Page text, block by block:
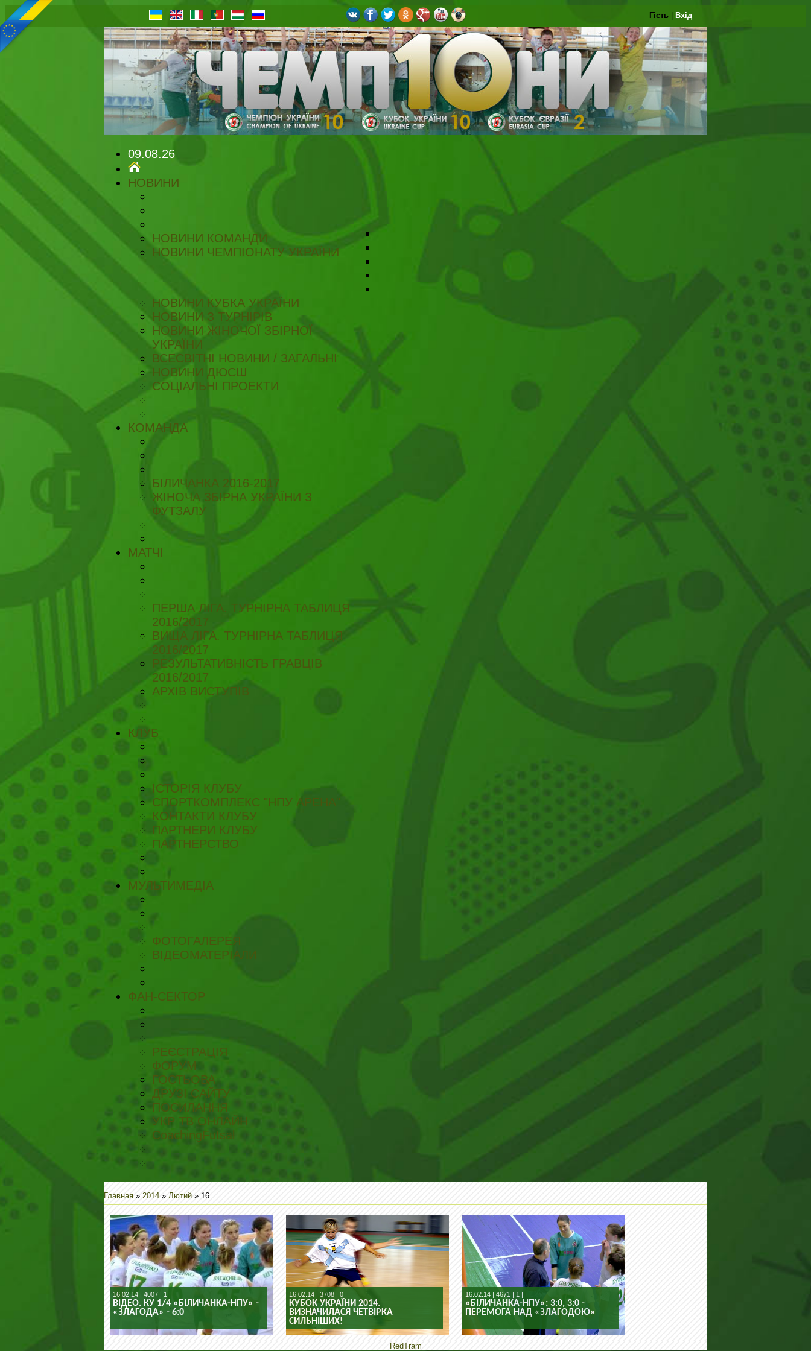
Гість Вхід
09.08.26
НОВИНИ
НОВИНИ КОМАНДИ
НОВИНИ ЧЕМПІОНАТУ УКРАЇНИ
НОВИНИ КУБКА УКРАЇНИ
НОВИНИ З ТУРНІРІВ
НОВИНИ ЖІНОЧОЇ ЗБІРНОЇ
УКРАЇНИ
ВСЕСВІТНІ НОВИНИ / ЗАГАЛЬНІ
НОВИНИ ДЮСШ
СОЦІАЛЬНІ ПРОЕКТИ
КОМАНДА
БІЛИЧАНКА 2016-2017
ЖІНОЧА ЗБІРНА УКРАЇНИ З
ФУТЗАЛУ
МАТЧІ
ПЕРША ЛІГА. ТУРНІРНА ТАБЛИЦЯ
2016/2017
ВИЩА ЛІГА. ТУРНІРНА ТАБЛИЦЯ
2016/2017
РЕЗУЛЬТАТИВНІСТЬ ГРАВЦІВ
2016/2017
АРХІВ ВИСТУПІВ
КЛУБ
ІСТОРІЯ КЛУБУ
СПОРТКОМПЛЕКС "НПУ АРЕНА"
КОНТАКТИ КЛУБУ
ПАРТНЕРИ КЛУБУ
ПАРТНЕРСТВО
МУЛЬТИМЕДІА
ФОТОГАЛЕРЕЯ
ВІДЕОМАТЕРІАЛИ
ФАН-СЕКТОР
РЕЄСТРАЦІЯ
ФОРУМ
ГОСТЬОВА
ДРУЗІ САЙТУ
ПОСИЛАННЯ
УКР ТВ ОНЛАЙН
CoachingFutsal
Главная » 2014 » Лютий » 16
16.02.14 | 4007 | 1 |
ВІДЕО. КУ 1/4 «БІЛИЧАНКА-НПУ» -
«ЗЛАГОДА» - 6:0
16.02.14 | 3708 | 0 |
КУБОК УКРАЇНИ 2014.
ВИЗНАЧИЛАСЯ ЧЕТВІРКА
СИЛЬНІШИХ!
16.02.14 | 4671 | 1 |
«БІЛИЧАНКА-НПУ»: 3:0, 3:0 -
ПЕРЕМОГА НАД «ЗЛАГОДОЮ»
RedTram